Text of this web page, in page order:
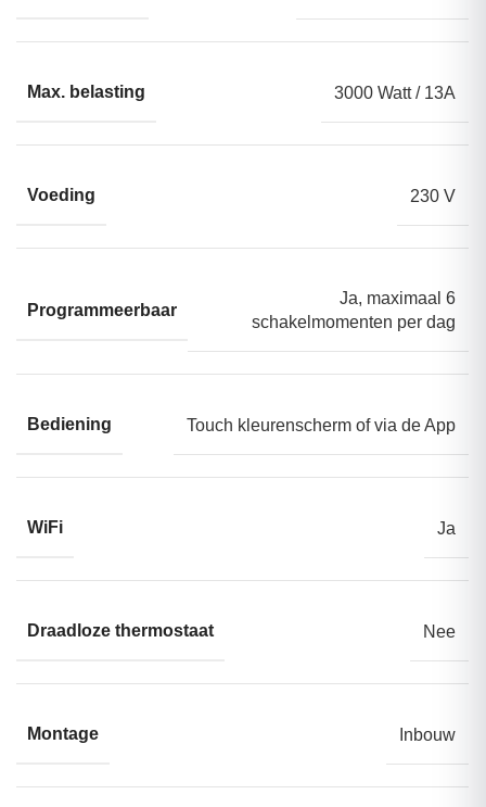
Max. belasting 3000 Watt / 13A
Voeding 230 V
Programmeerbaar
Ja, maximaal 6
schakelmomenten per dag
Bediening Touch kleurenscherm of via de App
WiFi Ja
Draadloze thermostaat Nee
Montage Inbouw